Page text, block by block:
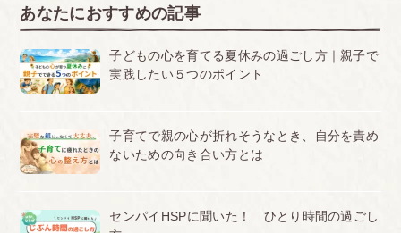
あなたにおすすめの記事
子どもの心を育てる夏休みの過ごし方｜親子で
実践したい５つのポイント
子育てで親の心が折れそうなとき、自分を責め
ないための向き合い方とは
センパイHSPに聞いた！ ひとり時間の過ごし